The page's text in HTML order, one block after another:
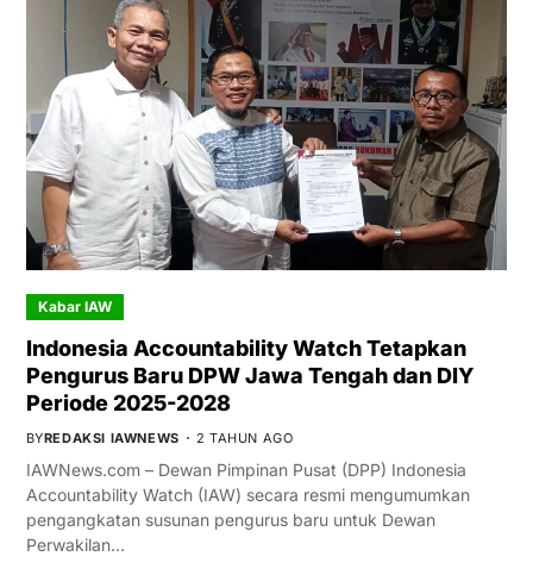
Kabar IAW
Indonesia Accountability Watch Tetapkan
Pengurus Baru DPW Jawa Tengah dan DIY
Periode 2025-2028
BYREDAKSI IAWNEWS 2 TAHUN AGO
IAWNews.com – Dewan Pimpinan Pusat (DPP) Indonesia
Accountability Watch (IAW) secara resmi mengumumkan
pengangkatan susunan pengurus baru untuk Dewan
Perwakilan…